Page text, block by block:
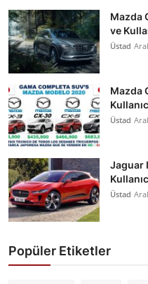
Mazda
ve
Üstad
Mazda
Üstad
Jaguar
Üstad
Popüler Etiketler